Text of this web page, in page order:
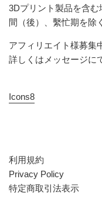
3Dプリント製品を含
間（後）、繫忙期を除
アフィリエイト様募集
詳しくはメッセージに
Icons8
利用規約
Privacy Policy
特定商取引法表示